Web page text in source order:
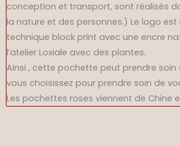
conception et transport, sont réalisés
la nature et des personnes.) Le logo est
technique block print avec une encre
l’atelier Loxiale avec des plantes.
Ainsi , cette pochette peut prendre soin
vous choisissez pour prendre soin de
Les pochettes roses viennent de Chine